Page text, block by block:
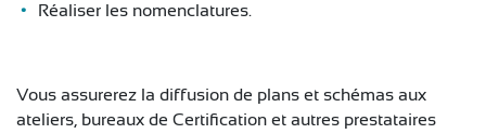
Réaliser les nomenclatures.
Vous assurerez la diffusion de plans et schémas aux
ateliers, bureaux de Certification et autres prestataires